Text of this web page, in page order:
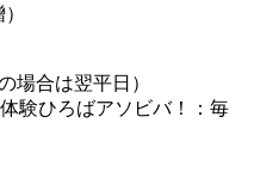
場合は翌平日）
験ひろばアソビバ！：毎